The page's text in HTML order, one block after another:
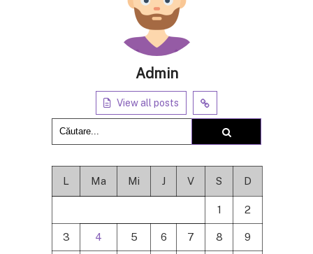
Admin
View all posts
L Ma Mi J V S D
1 2
3 4 5 6 7 8 9